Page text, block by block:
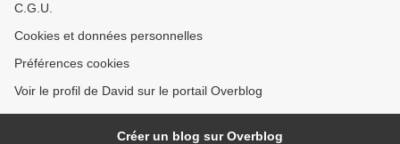
C.G.U.
Cookies et données personnelles
Préférences cookies
Voir le profil de David sur le portail Overblog
Créer un blog sur Overblog